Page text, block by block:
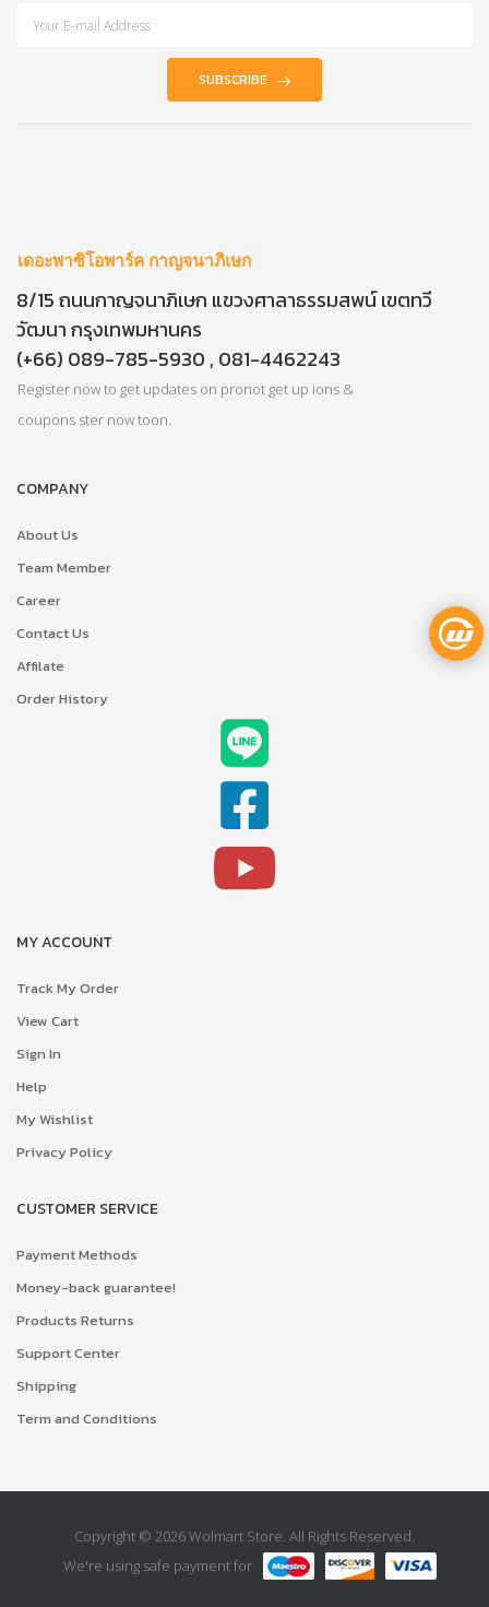
SUBSCRIBE
เดอะพาซิโอพาร์ค กาญจนาภิเษก
8/15 ถนนกาญจนาภิเษก แขวงศาลาธรรมสพน์ เขตทวี
วัฒนา กรุงเทพมหานคร
(+66) 089-785-5930 , 081-4462243
Register now to get updates on pronot get up ions &
coupons ster now toon.
COMPANY
About Us
Team Member
Career
Contact Us
Affilate
Order History
MY ACCOUNT
Track My Order
View Cart
Sign In
Help
My Wishlist
Privacy Policy
CUSTOMER SERVICE
Payment Methods
Money-back guarantee!
Products Returns
Support Center
Shipping
Term and Conditions
Copyright © 2026 Wolmart Store. All Rights Reserved.
We're using safe payment for